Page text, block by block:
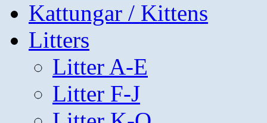
Kattungar / Kittens
Litters
Litter A-E
Litter F-J